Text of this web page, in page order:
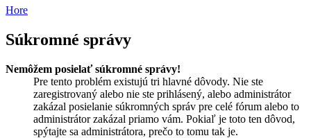
Hore
Súkromné správy
Nemôžem posielať súkromné správy!
Pre tento problém existujú tri hlavné dôvody. Nie ste
zaregistrovaný alebo nie ste prihlásený, alebo administrátor
zakázal posielanie súkromných správ pre celé fórum alebo to
administrátor zakázal priamo vám. Pokiaľ je toto ten dôvod,
spýtajte sa administrátora, prečo to tomu tak je.